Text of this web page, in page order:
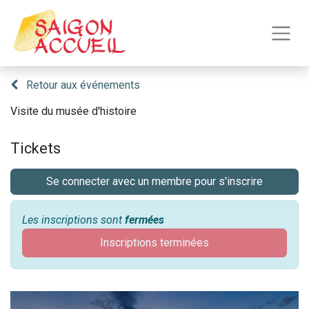
Retour aux événements
Visite du musée d'histoire
Tickets
Se connecter avec un membre pour s'inscrire
Les inscriptions sont fermées
Inscriptions terminées